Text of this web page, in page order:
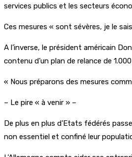
services publics et les secteurs
Ces mesures « sont sévères, je le
A l’inverse, le président américain
contenu d’un plan de relance de
« Nous préparons des mesures
– Le pire « à venir » –
De plus en plus d’Etats fédérés
non essentiel et confiné leur